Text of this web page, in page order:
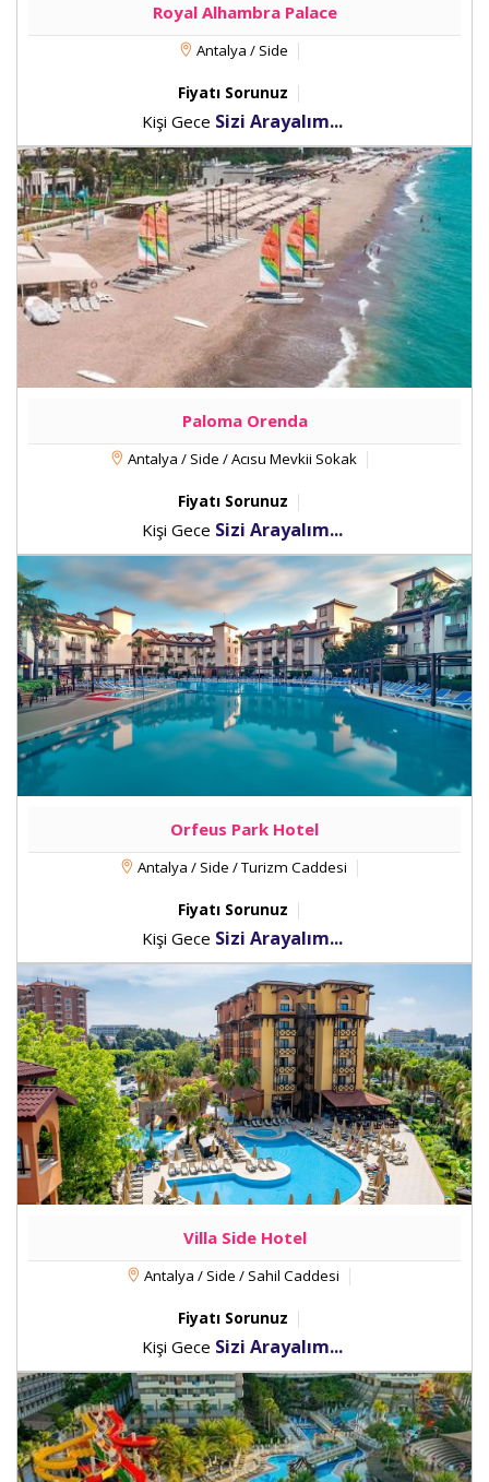
Royal Alhambra Palace
Antalya / Side
Fiyatı Sorunuz
Kişi Gece Sizi Arayalım...
Paloma Orenda
Antalya / Side / Acısu Mevkii Sokak
Fiyatı Sorunuz
Kişi Gece Sizi Arayalım...
Orfeus Park Hotel
Antalya / Side / Turizm Caddesi
Fiyatı Sorunuz
Kişi Gece Sizi Arayalım...
Villa Side Hotel
Antalya / Side / Sahil Caddesi
Fiyatı Sorunuz
Kişi Gece Sizi Arayalım...